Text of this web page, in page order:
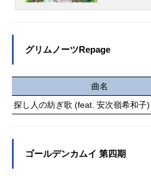
小原好美伊
しろちゃん
（「月刊コ
アミックス
督：丹伊田
G監督：木
グリムノーツRepage
曲名
探し人の紡ぎ歌 (feat. 安次嶺希和子)
ゴールデンカムイ 第四期